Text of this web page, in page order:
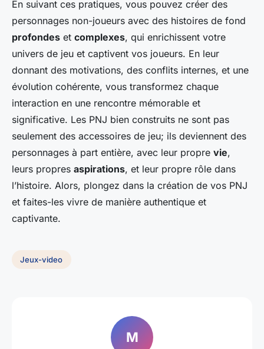
En suivant ces pratiques, vous pouvez créer des
personnages non-joueurs avec des histoires de fond
profondes et complexes, qui enrichissent votre
univers de jeu et captivent vos joueurs. En leur
donnant des motivations, des conflits internes, et une
évolution cohérente, vous transformez chaque
interaction en une rencontre mémorable et
significative. Les PNJ bien construits ne sont pas
seulement des accessoires de jeu; ils deviennent des
personnages à part entière, avec leur propre vie,
leurs propres aspirations, et leur propre rôle dans
l’histoire. Alors, plongez dans la création de vos PNJ
et faites-les vivre de manière authentique et
captivante.
Jeux-video
M